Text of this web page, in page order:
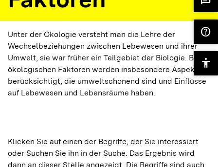
Abschaltwindgeschwindigkeit
A
Abwärme/
Überschusswärme
Wärme
Wärmeversorgung
Wärmenetze
A
Unter der Ökologie versteht man die Lehre der
Wechselbeziehungen zwischen Lebewesen und ihrer
Umwelt, sie war früher ein Teilgebiet der Biologie. Bei
ökologischen Faktoren werden insbesondere Aspekte
berücksichtigt, die umweltschonend sind und Einflüsse
auf Lebewesen und Lebensräume haben.
Klicken Sie auf einen der Begriffe, der Sie interessiert
oder Suchen Sie ihn in der Suche. Das Ergebnis wird
dann an dieser Stelle angezeigt. Die Begriffe sind auch
help
accessibility